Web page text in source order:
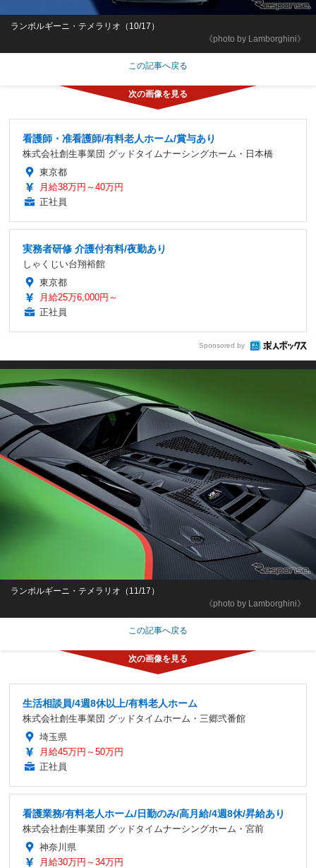
《photo by Lamborghini》
ランボルギーニ・テメラリオ（10/17）
この記事へ戻る
看護師・准看護師/有料老人ホーム/賞与あり
株式会社創生事業団 グッドタイムナーシングホーム・日本橋
東京都
月給38万円～40万円
正社員
実務者研修 介護付有料/夜勤あり
しゃくじい台翔裕館
東京都
月給25万6,000円～
正社員
Sponsored by
《photo by Lamborghini》
ランボルギーニ・テメラリオ（11/17）
この記事へ戻る
生活相談員/4週8休以上/有料老人ホーム
株式会社創生事業団 グッドタイムホーム・三郷弐番館
埼玉県
月給45万円～50万円
正社員
看護業務/有料老人ホーム/日勤のみ/高月給/4週8休/昇給あり
株式会社創生事業団 グッドタイムナーシングホーム・宮前
神奈川県
月給30万円～34万円